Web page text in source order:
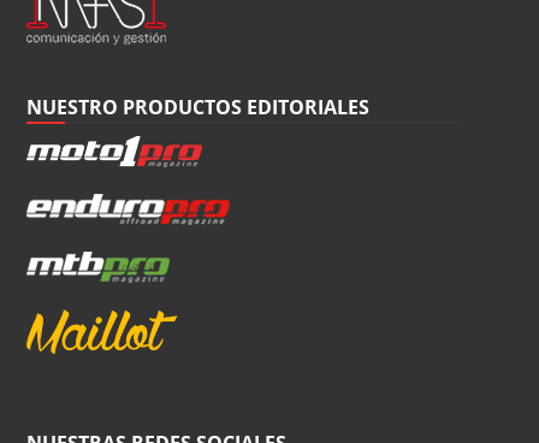
NUESTRO PRODUCTOS EDITORIALES